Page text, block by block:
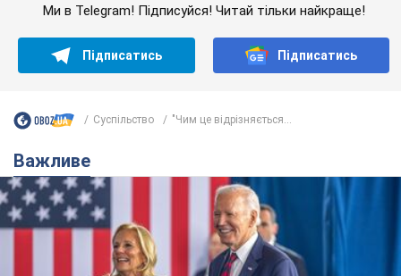
Ми в Telegram! Підписуйся! Читай тільки найкраще!
Підписатись Підписатись
Суспільство "Чим це відрізняється...
Важливе